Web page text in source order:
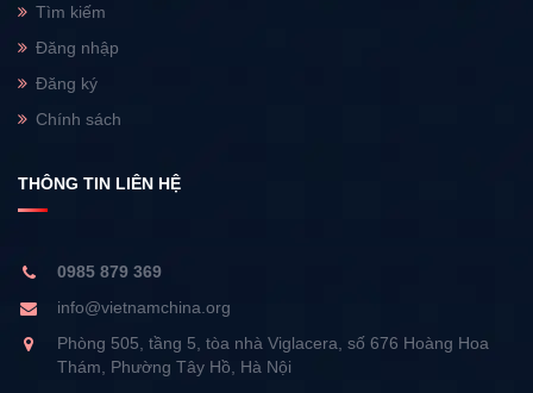
Tìm kiếm
Đăng nhập
Đăng ký
Chính sách
THÔNG TIN LIÊN HỆ
0985 879 369
info@vietnamchina.org
Phòng 505, tầng 5, tòa nhà Viglacera, số 676 Hoàng Hoa
Thám, Phường Tây Hồ, Hà Nội